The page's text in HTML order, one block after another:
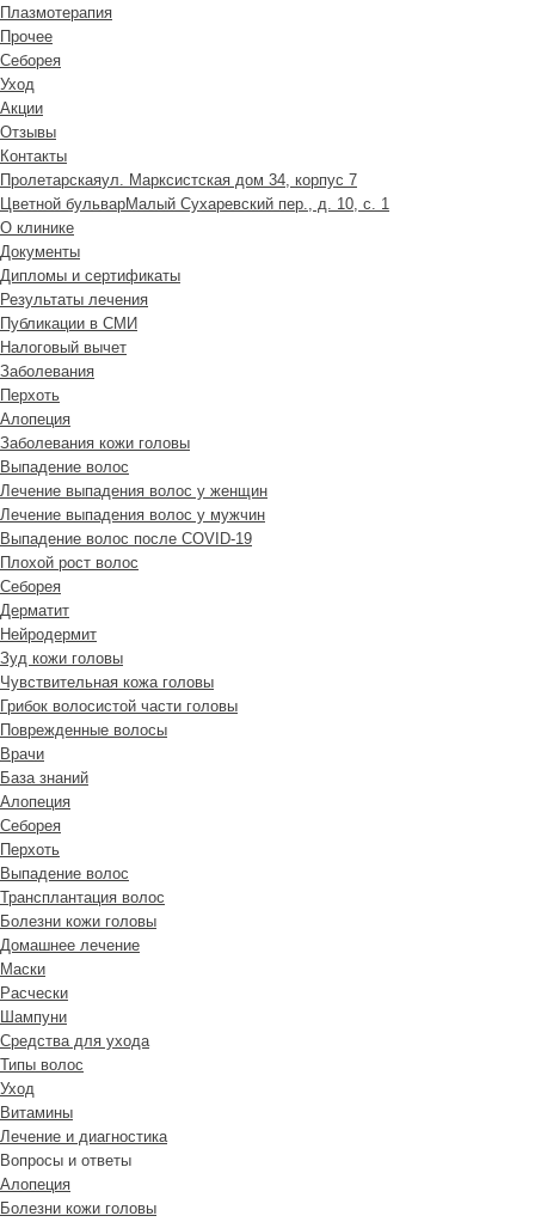
Плазмотерапия
Прочее
Себорея
Уход
Акции
Отзывы
Контакты
Пролетарскаяул. Марксистская дом 34, корпус 7
Цветной бульварМалый Сухаревский пер., д. 10, с. 1
О клинике
Документы
Дипломы и сертификаты
Результаты лечения
Публикации в СМИ
Налоговый вычет
Заболевания
Перхоть
Алопеция
Заболевания кожи головы
Выпадение волос
Лечение выпадения волос у женщин
Лечение выпадения волос у мужчин
Выпадение волос после COVID-19
Плохой рост волос
Cеборея
Дерматит
Нейродермит
Зуд кожи головы
Чувствительная кожа головы
Грибок волосистой части головы
Поврежденные волосы
Врачи
База знаний
Алопеция
Себорея
Перхоть
Выпадение волос
Трансплантация волос
Болезни кожи головы
Домашнее лечение
Маски
Расчески
Шампуни
Средства для ухода
Типы волос
Уход
Витамины
Лечение и диагностика
Вопросы и ответы
Алопеция
Болезни кожи головы